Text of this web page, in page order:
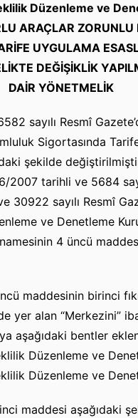
Düzenleme ve
ARAÇLAR
UYGULAMA
DEĞİŞİKLİK
DAİR YÖNETMELİK
sayılı Resmî
Sigortasında
şekilde
tarihli ve 5684
sayılı Resmî
ve Denetleme
4 üncü
maddesinin birinci
yer alan “Merkezini”
aşağıdaki bentler
Düzenleme ve
Düzenleme ve
maddesi aşağıdaki